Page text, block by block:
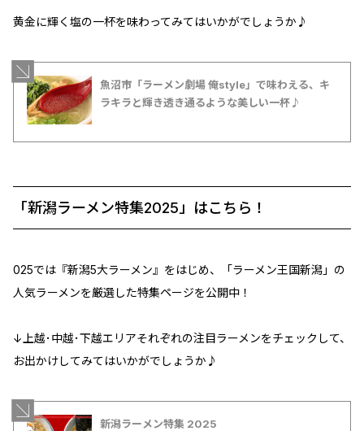
黄金に輝く塩の一杯を味わってみてはいかがでしょうか♪
魚沼市「ラーメン劇場 俺style」で味わえる、キ
ラキラと輝き透き通るような美しい一杯♪
「新潟ラーメン特集2025」はこちら！
025では『新潟5大ラーメン』をはじめ、「ラーメン王国新潟」の
人気ラーメンを厳選した特集ページを公開中！
↓上越･中越･下越エリアそれぞれの注目ラーメンをチェックして、
お出かけしてみてはいかがでしょうか♪
新潟ラーメン特集 2025